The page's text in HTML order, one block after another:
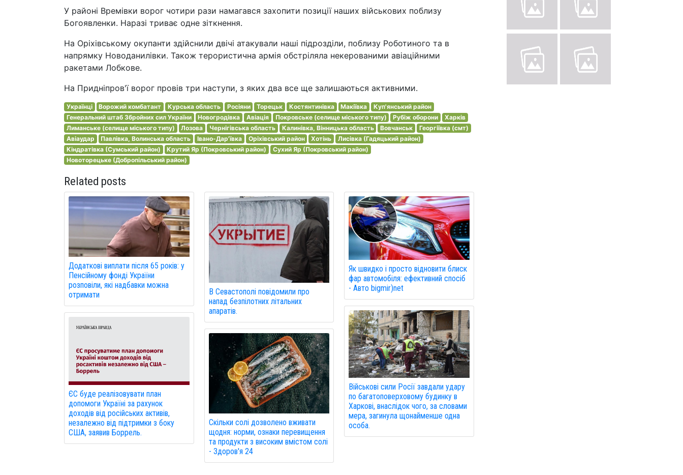
У районі Времівки ворог чотири рази намагався захопити позиції наших військових поблизу
Богоявленки. Наразі триває одне зіткнення.
На Оріхівському окупанти здійснили двічі атакували наші підрозділи, поблизу Роботиного та в
напрямку Новоданилівки. Також терористична армія обстріляла некерованими авіаційними
ракетами Лобкове.
На Придніпров'ї ворог провів три наступи, з яких два все ще залишаються активними.
Українці Ворожий комбатант Курська область Росіяни Торецьк Костянтинівка Макіївка
Куп'янський район
Генеральний штаб Збройних сил України
Новогродівка Авіація Покровське (селище міського типу) Рубіж оборони
Харків
Лиманське (селище міського типу)
Лозова Чернігівська область Калинівка, Вінницька область Вовчанськ
Георгіївка (смт)
Авіаудар
Павлівка, Волинська область Івано-Дар'ївка Оріхівський район Хотінь
Лисівка (Гадяцький район)
Кіндратівка (Сумський район)
Крутий Яр (Покровський район)
Сухий Яр (Покровський район)
Новоторецьке (Добропільський район)
Related posts
Додаткові виплати після 65 років: у
Пенсійному фонді України
розповіли, які надбавки можна
отримати
ЄС буде реалізовувати план
допомоги Україні за рахунок
доходів від російських активів,
незалежно від підтримки з боку
США, заявив Боррель.
В Севастополі повідомили про
напад безпілотних літальних
апаратів.
Скільки солі дозволено вживати
щодня: норми, ознаки перевищення
та продукти з високим вмістом солі
- Здоров'я 24
Як швидко і просто відновити блиск
фар автомобіля: ефективний спосіб
- Авто bigmir)net
Військові сили Росії завдали удару
по багатоповерховому будинку в
Харкові, внаслідок чого, за словами
мера, загинула щонайменше одна
особа.